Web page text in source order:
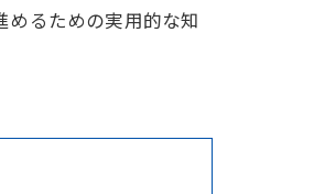
るための実用的な知